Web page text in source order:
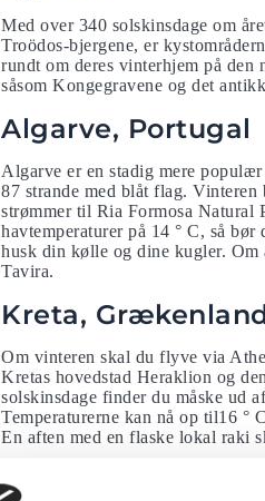
Med over 340 solskinsdage om
Troödos-bjergene, er
rundt om deres vinterhjem på
såsom Kongegravene og det
Algarve, Portugal
Algarve er en stadig mere
87 strande med blåt flag.
strømmer til Ria Formosa
havtemperaturer på 14 ° C, så
husk din kølle og dine kugler.
Tavira.
Kreta,
Om vinteren skal du flyve via
Kretas hovedstad Heraklion og
solskinsdage finder du måske ud
Temperaturerne kan nå op til16 °
En aften med en flaske lokal raki
Sicilien, Italien